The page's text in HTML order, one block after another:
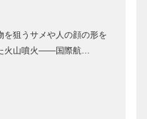
を狙うサメや人の顔の形を
火山噴火――国際航…